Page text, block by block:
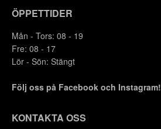
ÖPPETTIDER
Mån - Tors: 08 - 19
Fre: 08 - 17
Lör - Sön: Stängt
Följ oss på Facebook och Instagram!
KONTAKTA OSS